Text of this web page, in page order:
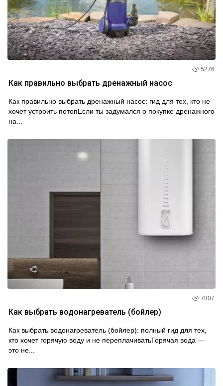
5276
Как правильно выбрать дренажный насос
Как правильно выбрать дренажный насос: гид для тех, кто не
хочет устроить потопЕсли ты задумался о покупке дренажного
на...
7807
Как выбрать водонагреватель (бойлер)
Как выбрать водонагреватель (бойлер): полный гид для тех,
кто хочет горячую воду и не переплачиватьГорячая вода —
это не...